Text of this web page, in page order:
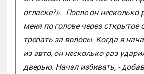
огласке?». После он несколько
меня по голове через открытое
трепать за волосы. Когда я
из авто, он несколько раз
дверью. Начал избивать, -